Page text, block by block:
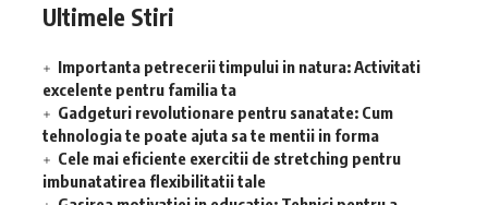
Ultimele Stiri
Importanta petrecerii timpului in natura: Activitati
excelente pentru familia ta
Gadgeturi revolutionare pentru sanatate: Cum
tehnologia te poate ajuta sa te mentii in forma
Cele mai eficiente exercitii de stretching pentru
imbunatatirea flexibilitatii tale